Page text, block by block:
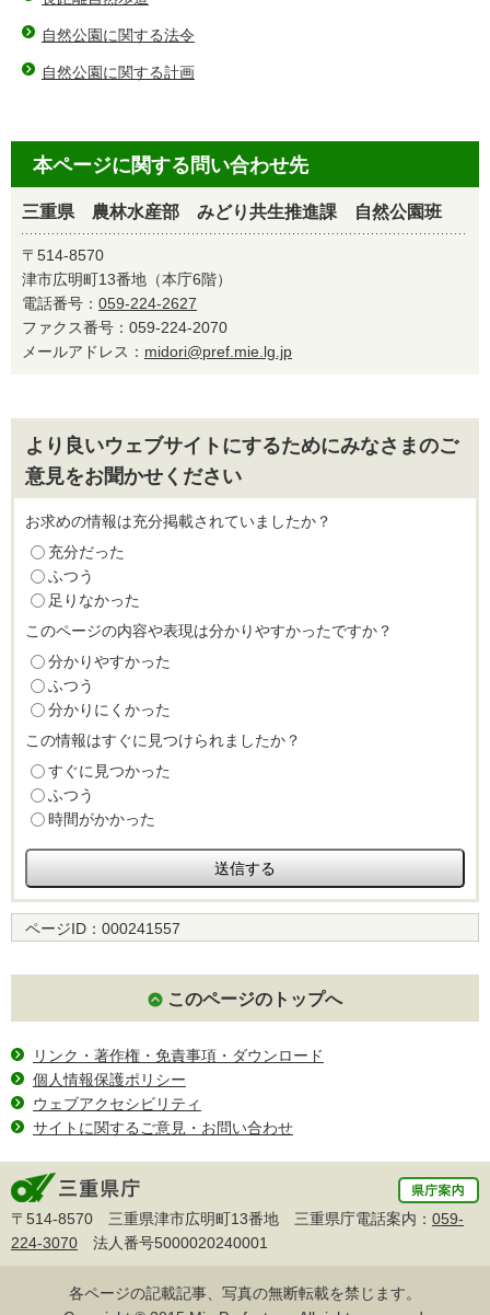
自然公園に関する法令
自然公園に関する計画
本ページに関する問い合わせ先
三重県 農林水産部 みどり共生推進課 自然公園班
〒514-8570
津市広明町13番地（本庁6階）
電話番号： 059-224-2627
ファクス番号：059-224-2070
メールアドレス： midori@pref.mie.lg.jp
より良いウェブサイトにするためにみなさまのご
意見をお聞かせください
お求めの情報は充分掲載されていましたか？
充分だった
ふつう
足りなかった
このページの内容や表現は分かりやすかったですか？
分かりやすかった
ふつう
分かりにくかった
この情報はすぐに見つけられましたか？
すぐに見つかった
ふつう
時間がかかった
ページID： 000241557
このページのトップへ
リンク・著作権・免責事項・ダウンロード
個人情報保護ポリシー
ウェブアクセシビリティ
サイトに関するご意見・お問い合わせ
〒514-8570 三重県津市広明町13番地 三重県庁電話案内： 059-
224-3070 法人番号5000020240001
各ページの記載記事、写真の無断転載を禁じます。